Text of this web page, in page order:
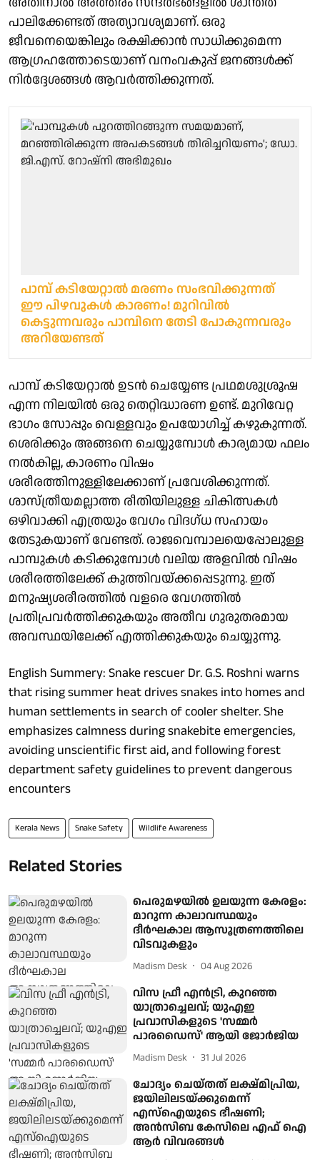
പാലിക്കേണ്ടത് അത്യാവശ്യമാണ്. ഒരു
ജീവനെയെങ്കിലും രക്ഷിക്കാൻ സാധിക്കുമെന്ന
ആഗ്രഹത്തോടെയാണ് വനംവകുപ്പ് ജനങ്ങൾക്ക്
നിർദ്ദേശങ്ങൾ ആവർത്തിക്കുന്നത്.
പാമ്പ് കടിയേറ്റാൽ മരണം സംഭവിക്കുന്നത്
ഈ പിഴവുകൾ കാരണം! മുറിവിൽ
കെട്ടുന്നവരും പാമ്പിനെ തേടി പോകുന്നവരും
അറിയേണ്ടത്
പാമ്പ് കടിയേറ്റാൽ ഉടൻ ചെയ്യേണ്ട പ്രഥമശുശ്രൂഷ
എന്ന നിലയിൽ ഒരു തെറ്റിദ്ധാരണ ഉണ്ട്. മുറിവേറ്റ
ഭാഗം സോപ്പും വെള്ളവും ഉപയോഗിച്ച് കഴുകുന്നത്.
ശെരിക്കും അങ്ങനെ ചെയ്യുമ്പോൾ കാര്യമായ ഫലം
നൽകില്ല, കാരണം വിഷം
ശരീരത്തിനുള്ളിലേക്കാണ് പ്രവേശിക്കുന്നത്.
ശാസ്ത്രീയമല്ലാത്ത രീതിയിലുള്ള ചികിത്സകൾ
ഒഴിവാക്കി എത്രയും വേഗം വിദഗ്ധ സഹായം
തേടുകയാണ് വേണ്ടത്. രാജവെമ്പാലയെപ്പോലുള്ള
പാമ്പുകൾ കടിക്കുമ്പോൾ വലിയ അളവിൽ വിഷം
ശരീരത്തിലേക്ക് കുത്തിവയ്ക്കപ്പെടുന്നു. ഇത്
മനുഷ്യശരീരത്തിൽ വളരെ വേഗത്തിൽ
പ്രതിപ്രവർത്തിക്കുകയും അതീവ ഗുരുതരമായ
അവസ്ഥയിലേക്ക് എത്തിക്കുകയും ചെയ്യുന്നു.
English Summery: Snake rescuer Dr. G.S. Roshni warns
that rising summer heat drives snakes into homes and
human settlements in search of cooler shelter. She
emphasizes calmness during snakebite emergencies,
avoiding unscientific first aid, and following forest
department safety guidelines to prevent dangerous
encounters
Kerala News Snake Safety Wildlife Awareness
Related Stories
പെരുമഴയിൽ ഉലയുന്ന കേരളം:
മാറുന്ന കാലാവസ്ഥയും
ദീർഘകാല ആസൂത്രണത്തിലെ
വിടവുകളും
Madism Desk 04 Aug 2026
വിസ ഫ്രീ എൻട്രി, കുറഞ്ഞ
യാത്രാച്ചെലവ്; യുഎഇ
പ്രവാസികളുടെ 'സമ്മർ
പാരഡൈസ്' ആയി ജോർജിയ
Madism Desk 31 Jul 2026
ചോദ്യം ചെയ്തത് ലക്ഷ്മിപ്രിയ,
ജയിലിലടയ്ക്കുമെന്ന്
എസ്ഐയുടെ ഭീഷണി;
അൻസിബ കേസിലെ എഫ് ഐ
ആർ വിവരങ്ങൾ